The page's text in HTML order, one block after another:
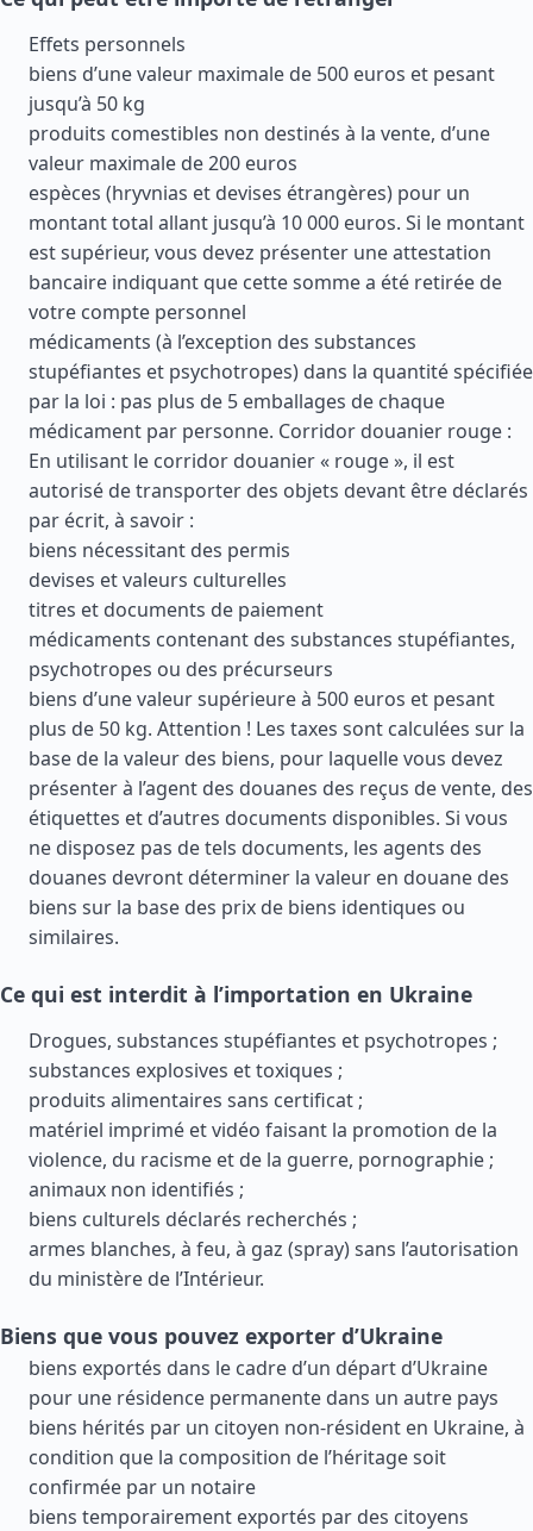
Effets personnels
biens d’une valeur maximale de 500 euros et pesant
jusqu’à 50 kg
produits comestibles non destinés à la vente, d’une
valeur maximale de 200 euros
espèces (hryvnias et devises étrangères) pour un
montant total allant jusqu’à 10 000 euros. Si le montant
est supérieur, vous devez présenter une attestation
bancaire indiquant que cette somme a été retirée de
votre compte personnel
médicaments (à l’exception des substances
stupéfiantes et psychotropes) dans la quantité spécifiée
par la loi : pas plus de 5 emballages de chaque
médicament par personne. Corridor douanier rouge :
En utilisant le corridor douanier « rouge », il est
autorisé de transporter des objets devant être déclarés
par écrit, à savoir :
biens nécessitant des permis
devises et valeurs culturelles
titres et documents de paiement
médicaments contenant des substances stupéfiantes,
psychotropes ou des précurseurs
biens d’une valeur supérieure à 500 euros et pesant
plus de 50 kg. Attention ! Les taxes sont calculées sur la
base de la valeur des biens, pour laquelle vous devez
présenter à l’agent des douanes des reçus de vente, des
étiquettes et d’autres documents disponibles. Si vous
ne disposez pas de tels documents, les agents des
douanes devront déterminer la valeur en douane des
biens sur la base des prix de biens identiques ou
similaires.
Ce qui est interdit à l’importation en Ukraine
Drogues, substances stupéfiantes et psychotropes ;
substances explosives et toxiques ;
produits alimentaires sans certificat ;
matériel imprimé et vidéo faisant la promotion de la
violence, du racisme et de la guerre, pornographie ;
animaux non identifiés ;
biens culturels déclarés recherchés ;
armes blanches, à feu, à gaz (spray) sans l’autorisation
du ministère de l’Intérieur.
Biens que vous pouvez exporter d’Ukraine
biens exportés dans le cadre d’un départ d’Ukraine
pour une résidence permanente dans un autre pays
biens hérités par un citoyen non-résident en Ukraine, à
condition que la composition de l’héritage soit
confirmée par un notaire
biens temporairement exportés par des citoyens